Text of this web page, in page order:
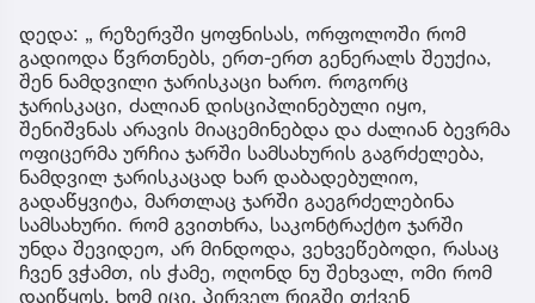
დედა: „ რეზერვში ყოფნისას, ორფოლოში რომ
გადიოდა წვრთნებს, ერთ-ერთ გენერალს შეუქია,
შენ ნამდვილი ჯარისკაცი ხარო. როგორც
ჯარისკაცი, ძალიან დისციპლინებული იყო,
შენიშვნას არავის მიაცემინებდა და ძალიან ბევრმა
ოფიცერმა ურჩია ჯარში სამსახურის გაგრძელება,
ნამდვილ ჯარისკაცად ხარ დაბადებულიო,
გადაწყვიტა, მართლაც ჯარში გაეგრძელებინა
სამსახური. რომ გვითხრა, საკონტრაქტო ჯარში
უნდა შევიდეო, არ მინდოდა, ვეხვეწებოდი, რასაც
ჩვენ ვჭამთ, ის ჭამე, ოღონდ ნუ შეხვალ, ომი რომ
დაიწყოს, ხომ იცი, პირველ რიგში თქვენ